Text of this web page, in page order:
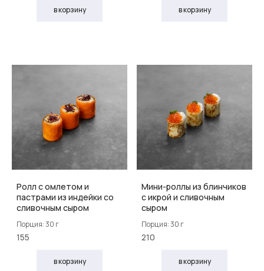
в корзину в корзину
Ролл с омлетом и
пастрами из индейки со
сливочным сыром
Порция: 30 г
155
в корзину
Мини-роллы из блинчиков
с икрой и сливочным
сыром
Порция: 30 г
210
в корзину